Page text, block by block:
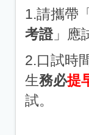
1.請攜帶「
考證」應
2.口試時
生務必提
試。